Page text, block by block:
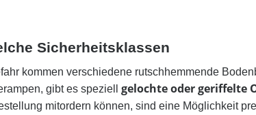
Sicherheitsklassen
kommen verschiedene rutschhemmende
gibt es speziell gelochte oder geriffelte
mitordern können, sind eine Möglichkeit